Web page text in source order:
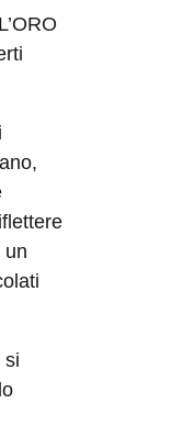
un
si